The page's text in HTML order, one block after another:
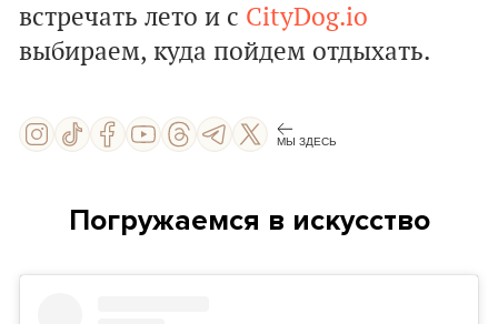
встречать лето и с CityDog.io
выбираем, куда пойдем отдыхать.
МЫ ЗДЕСЬ
Погружаемся в искусство